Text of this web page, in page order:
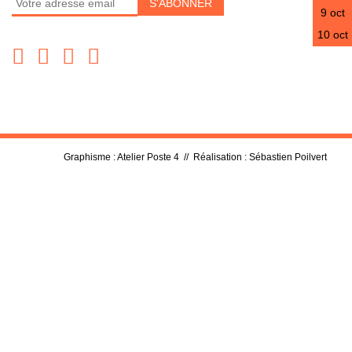
9 oct
10 oct
Graphisme :Atelier Poste 4 // Réalisation : Sébastien Poilvert